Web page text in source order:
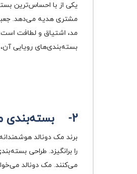
یکی از با احساس‌ترین
مشتری هدیه می‌دهد.
مد، اشتیاق و لطافت
بسته‌بندی‌های رویایی
2- بسته‌بندی
برند مک دونالد
می‌کنند. مک دونالد